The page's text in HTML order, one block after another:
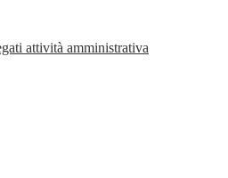
attività amministrativa